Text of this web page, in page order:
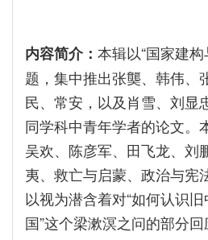
内容简介： 本辑以“国家建
题，集中推出张龑、韩伟、
民、常安，以及肖雪、刘显
同学科中青年学者的论文。
吴欢、陈彦军、田飞龙、刘
夷、救亡与启蒙、政治与宪
以视为潜含着对“如何认识
国”这个梁漱溟之问的部分